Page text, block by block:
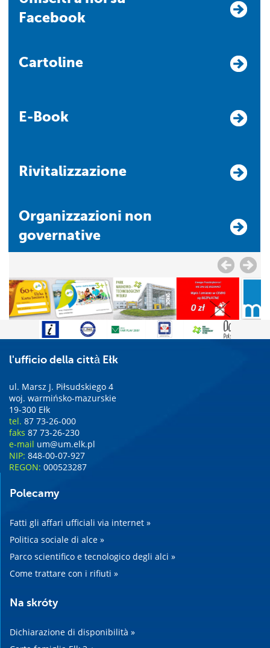
Facebook
Cartoline
E-Book
Rivitalizzazione
Organizzazioni non
governative
l'ufficio della città Ełk
ul. Marsz J. Piłsudskiego 4
woj. warmińsko-mazurskie
19-300 Ełk
tel. 87 73-26-000
faks 87 73-26-230
e-mail um@um.elk.pl
NIP: 848-00-07-927
REGON: 000523287
Polecamy
Fatti gli affari ufficiali via internet »
Politica sociale di alce »
Parco scientifico e tecnologico degli alci »
Come trattare con i rifiuti »
Na skróty
Dichiarazione di disponibilità »